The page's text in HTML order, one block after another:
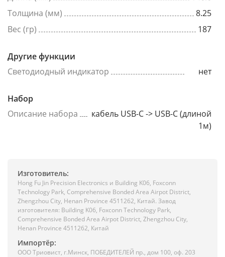
Толщина (мм)
8.25
Вес (гр)
187
Другие функции
Светодиодный индикатор
нет
Набор
Описание набора
кабель USB-C -> USB-C (длиной
1м)
Изготовитель:
Hong Fu Jin Precision Electronics и Building K06, Foxconn
Technology Park, Comprehensive Bonded Area Airpot District,
Zhengzhou City, Henan Province 4511262, Китай. Завод
изготовителя: Building K06, Foxconn Technology Park,
Comprehensive Bonded Area Airpot District, Zhengzhou City,
Henan Province 4511262, Китай
Импортёр:
ООО Триовист, г.Минск, ПОБЕДИТЕЛЕЙ пр., дом 100, оф. 203